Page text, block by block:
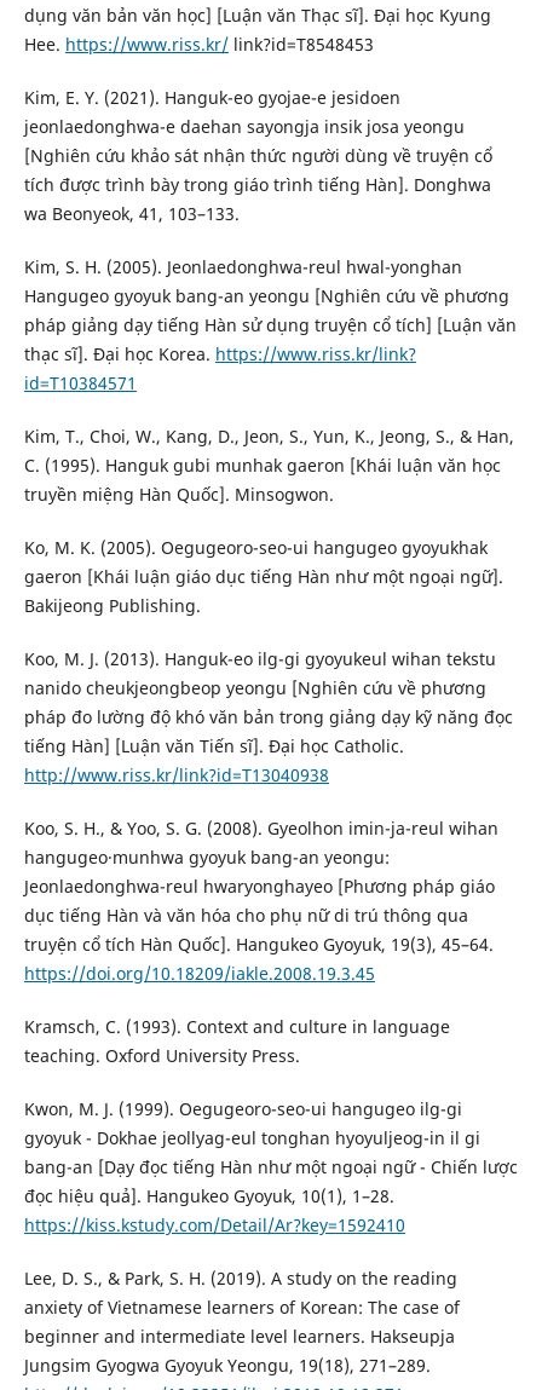
dụng văn bản văn học] [Luận văn Thạc sĩ]. Đại học Kyung
Hee. https://www.riss.kr/link?id=T8548453
Kim, E. Y. (2021). Hanguk-eo gyojae-e jesidoen
jeonlaedonghwa-e daehan sayongja insik josa yeongu
[Nghiên cứu khảo sát nhận thức người dùng về truyện cổ
tích được trình bày trong giáo trình tiếng Hàn]. Donghwa
wa Beonyeok, 41, 103–133.
Kim, S. H. (2005). Jeonlaedonghwa-reul hwal-yonghan
Hangugeo gyoyuk bang-an yeongu [Nghiên cứu về phương
pháp giảng dạy tiếng Hàn sử dụng truyện cổ tích] [Luận văn
thạc sĩ]. Đại học Korea. https://www.riss.kr/link?
id=T10384571
Kim, T., Choi, W., Kang, D., Jeon, S., Yun, K., Jeong, S., & Han,
C. (1995). Hanguk gubi munhak gaeron [Khái luận văn học
truyền miệng Hàn Quốc]. Minsogwon.
Ko, M. K. (2005). Oegugeoro-seo-ui hangugeo gyoyukhak
gaeron [Khái luận giáo dục tiếng Hàn như một ngoại ngữ].
Bakijeong Publishing.
Koo, M. J. (2013). Hanguk-eo ilg-gi gyoyukeul wihan tekstu
nanido cheukjeongbeop yeongu [Nghiên cứu về phương
pháp đo lường độ khó văn bản trong giảng dạy kỹ năng đọc
tiếng Hàn] [Luận văn Tiến sĩ]. Đại học Catholic.
http://www.riss.kr/link?id=T13040938
Koo, S. H., & Yoo, S. G. (2008). Gyeolhon imin-ja-reul wihan
hangugeo·munhwa gyoyuk bang-an yeongu:
Jeonlaedonghwa-reul hwaryonghayeo [Phương pháp giáo
dục tiếng Hàn và văn hóa cho phụ nữ di trú thông qua
truyện cổ tích Hàn Quốc]. Hangukeo Gyoyuk, 19(3), 45–64.
https://doi.org/10.18209/iakle.2008.19.3.45
Kramsch, C. (1993). Context and culture in language
teaching. Oxford University Press.
Kwon, M. J. (1999). Oegugeoro-seo-ui hangugeo ilg-gi
gyoyuk - Dokhae jeollyag-eul tonghan hyoyuljeog-in il gi
bang-an [Dạy đọc tiếng Hàn như một ngoại ngữ - Chiến lược
đọc hiệu quả]. Hangukeo Gyoyuk, 10(1), 1–28.
https://kiss.kstudy.com/Detail/Ar?key=1592410
Lee, D. S., & Park, S. H. (2019). A study on the reading
anxiety of Vietnamese learners of Korean: The case of
beginner and intermediate level learners. Hakseupja
Jungsim Gyogwa Gyoyuk Yeongu, 19(18), 271–289.